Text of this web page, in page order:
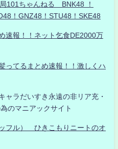
101ちゃんねる BNK48 ！
！GNZ48！STU48！SKE48
速報！！ネット乞食DE2000万
ってるまとめ速報！！激しくハ
ャラだいすき永遠の非リア充・
のマニアックサイト
フル） ひきこもりニートのオ